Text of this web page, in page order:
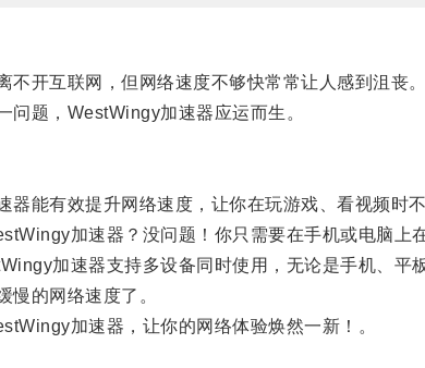
开互联网，但网络速度不够快常常让人感到沮丧。
题，WestWingy加速器应运而生。
能有效提升网络速度，让你在玩游戏、看视频时不
加速器？没问题！你只需要在手机或电脑上在
加速器支持多设备同时使用，无论是手机、平
的网络速度了。
加速器，让你的网络体验焕然一新！。